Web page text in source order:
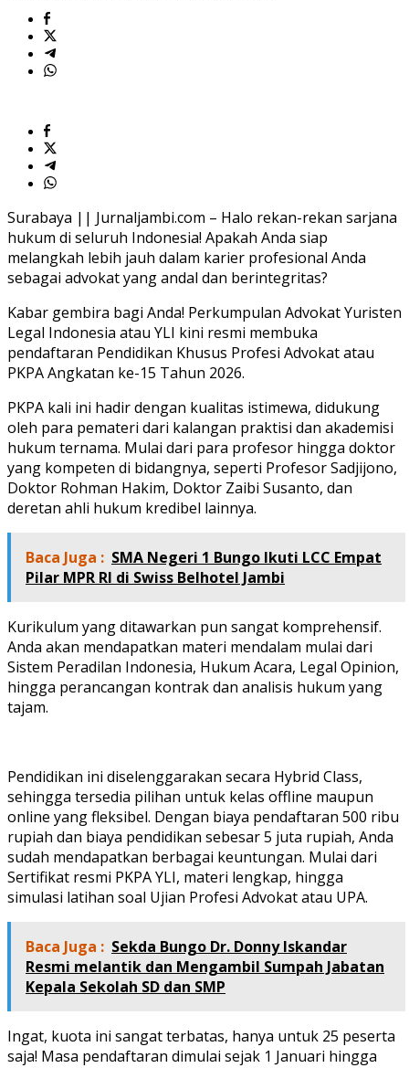
Surabaya || Jurnaljambi.com – Halo rekan-rekan sarjana
hukum di seluruh Indonesia! Apakah Anda siap
melangkah lebih jauh dalam karier profesional Anda
sebagai advokat yang andal dan berintegritas?
Kabar gembira bagi Anda! Perkumpulan Advokat Yuristen
Legal Indonesia atau YLI kini resmi membuka
pendaftaran Pendidikan Khusus Profesi Advokat atau
PKPA Angkatan ke-15 Tahun 2026.
PKPA kali ini hadir dengan kualitas istimewa, didukung
oleh para pemateri dari kalangan praktisi dan akademisi
hukum ternama. Mulai dari para profesor hingga doktor
yang kompeten di bidangnya, seperti Profesor Sadjijono,
Doktor Rohman Hakim, Doktor Zaibi Susanto, dan
deretan ahli hukum kredibel lainnya.
Baca Juga : SMA Negeri 1 Bungo Ikuti LCC Empat
Pilar MPR RI di Swiss Belhotel Jambi
Kurikulum yang ditawarkan pun sangat komprehensif.
Anda akan mendapatkan materi mendalam mulai dari
Sistem Peradilan Indonesia, Hukum Acara, Legal Opinion,
hingga perancangan kontrak dan analisis hukum yang
tajam.
Pendidikan ini diselenggarakan secara Hybrid Class,
sehingga tersedia pilihan untuk kelas offline maupun
online yang fleksibel. Dengan biaya pendaftaran 500 ribu
rupiah dan biaya pendidikan sebesar 5 juta rupiah, Anda
sudah mendapatkan berbagai keuntungan. Mulai dari
Sertifikat resmi PKPA YLI, materi lengkap, hingga
simulasi latihan soal Ujian Profesi Advokat atau UPA.
Baca Juga : Sekda Bungo Dr. Donny Iskandar
Resmi melantik dan Mengambil Sumpah Jabatan
Kepala Sekolah SD dan SMP
Ingat, kuota ini sangat terbatas, hanya untuk 25 peserta
saja! Masa pendaftaran dimulai sejak 1 Januari hingga